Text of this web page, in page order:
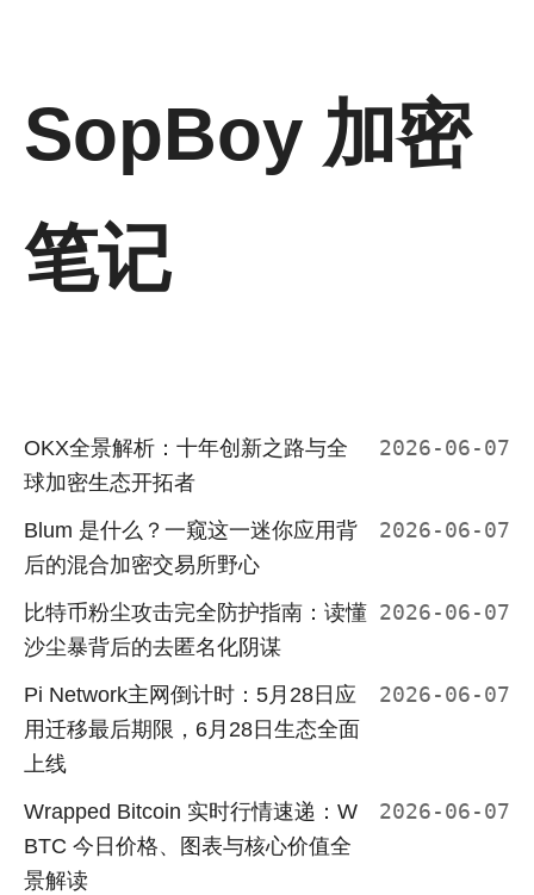
SopBoy 加密
笔记
OKX全景解析：十年创新之路与全
球加密生态开拓者
2026-06-07
Blum 是什么？一窥这一迷你应用背
后的混合加密交易所野心
2026-06-07
比特币粉尘攻击完全防护指南：读懂
沙尘暴背后的去匿名化阴谋
2026-06-07
Pi Network主网倒计时：5月28日应
用迁移最后期限，6月28日生态全面
上线
2026-06-07
Wrapped Bitcoin 实时行情速递：W
BTC 今日价格、图表与核心价值全
景解读
2026-06-07